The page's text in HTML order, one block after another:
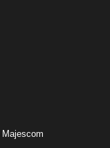
Majescom